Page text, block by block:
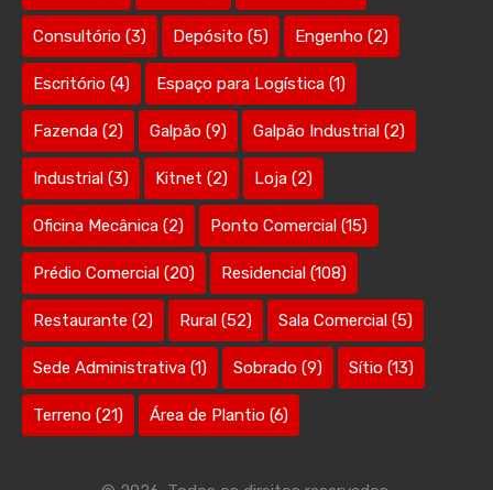
Consultório (3) Depósito (5) Engenho (2)
Escritório (4) Espaço para Logística (1)
Fazenda (2) Galpão (9) Galpão Industrial (2)
Industrial (3) Kitnet (2) Loja (2)
Oficina Mecânica (2) Ponto Comercial (15)
Prédio Comercial (20) Residencial (108)
Restaurante (2) Rural (52) Sala Comercial (5)
Sede Administrativa (1) Sobrado (9) Sítio (13)
Terreno (21) Área de Plantio (6)